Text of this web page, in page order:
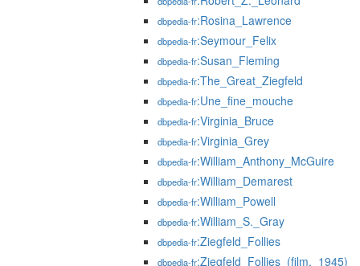
dbpedia-fr:Rosina_Lawrence
dbpedia-fr:Seymour_Felix
dbpedia-fr:Susan_Fleming
dbpedia-fr:The_Great_Ziegfeld
dbpedia-fr:Une_fine_mouche
dbpedia-fr:Virginia_Bruce
dbpedia-fr:Virginia_Grey
dbpedia-fr:William_Anthony_McGuire
dbpedia-fr:William_Demarest
dbpedia-fr:William_Powell
dbpedia-fr:William_S._Gray
dbpedia-fr:Ziegfeld_Follies
dbpedia-fr:Ziegfeld_Follies_(film,_1945)